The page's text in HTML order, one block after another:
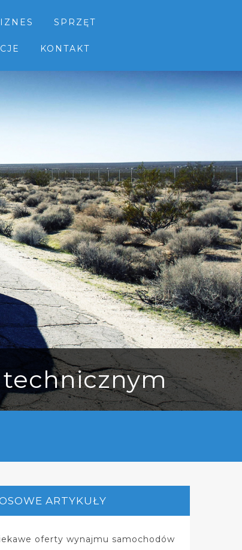
SPRZĘT
KONTAKT
ARTYKUŁY
oferty wynajmu samochodów